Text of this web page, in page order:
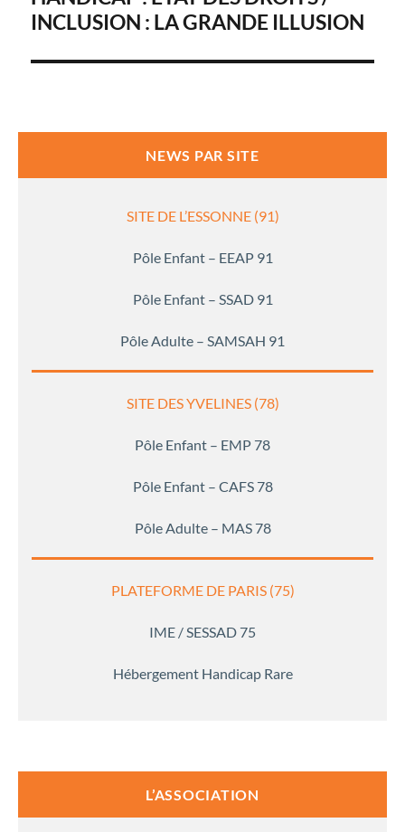
l’article
INCLUSION : LA GRANDE ILLUSION
NEWS PAR SITE
SITE DE L’ESSONNE (91)
Pôle Enfant – EEAP 91
Pôle Enfant – SSAD 91
Pôle Adulte – SAMSAH 91
SITE DES YVELINES (78)
Pôle Enfant – EMP 78
Pôle Enfant – CAFS 78
Pôle Adulte – MAS 78
PLATEFORME DE PARIS (75)
IME / SESSAD 75
Hébergement Handicap Rare
L’ASSOCIATION